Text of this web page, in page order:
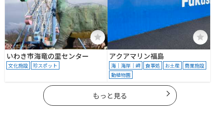
いわき市海竜の里センター
文化施設 珍スポット
アクアマリン福島
海｜海岸｜岬 食事処 お土産
商業施設
動植物園
もっと見る